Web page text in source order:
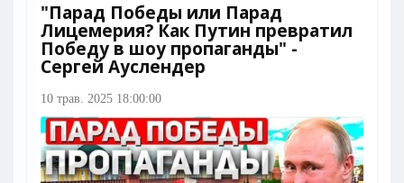
"Парад Победы или Парад
Лицемерия? Как Путин превратил
Победу в шоу пропаганды" -
Сергей Ауслендер
10 трав. 2025 18:00:00